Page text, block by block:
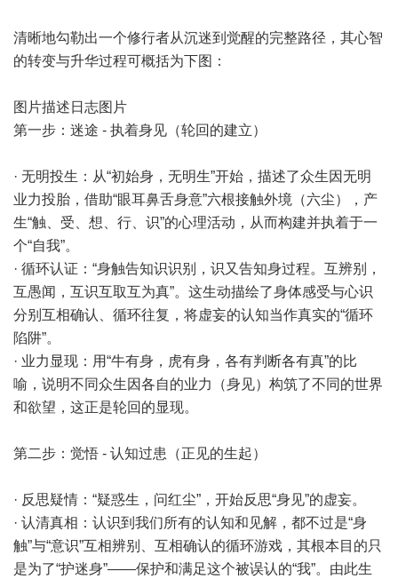
清晰地勾勒出一个修行者从沉迷到觉醒的完整路径，其心智
的转变与升华过程可概括为下图：
图片描述日志图片
第一步：迷途 - 执着身见（轮回的建立）
· 无明投生：从“初始身，无明生”开始，描述了众生因无明
业力投胎，借助“眼耳鼻舌身意”六根接触外境（六尘），产
生“触、受、想、行、识”的心理活动，从而构建并执着于一
个“自我”。
· 循环认证：“身触告知识识别，识又告知身过程。互辨别，
互愚闻，互识互取互为真”。这生动描绘了身体感受与心识
分别互相确认、循环往复，将虚妄的认知当作真实的“循环
陷阱”。
· 业力显现：用“牛有身，虎有身，各有判断各有真”的比
喻，说明不同众生因各自的业力（身见）构筑了不同的世界
和欲望，这正是轮回的显现。
第二步：觉悟 - 认知过患（正见的生起）
· 反思疑情：“疑惑生，问红尘”，开始反思“身见”的虚妄。
· 认清真相：认识到我们所有的认知和见解，都不过是“身
触”与“意识”互相辨别、互相确认的循环游戏，其根本目的只
是为了“护迷身”——保护和满足这个被误认的“我”。由此生